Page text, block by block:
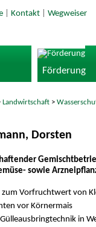
| Kontakt| Wegweiser
Förderung
Landwirtschaft >
Dorsten
sowie
zum Vorfruchtwert von
vor Körnermais
in